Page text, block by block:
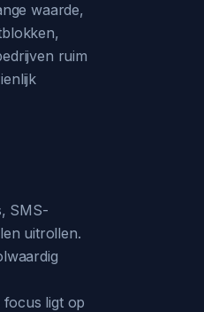
waarde,
ruim
SMS-
uitrollen.
ligt op